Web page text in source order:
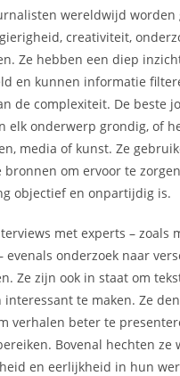
wereldwijd worden
creativiteit,
Ze hebben een diep
en kunnen informatie
de complexiteit. De beste
elk onderwerp grondig, of
media of kunst. Ze
bronnen om ervoor te
objectief en onpartijdig is.
met experts – zoals
evenals onderzoek naar
Ze zijn ook in staat om
interessant te maken. Ze
verhalen beter te
Bovenal hechten ze
en eerlijkheid in hun